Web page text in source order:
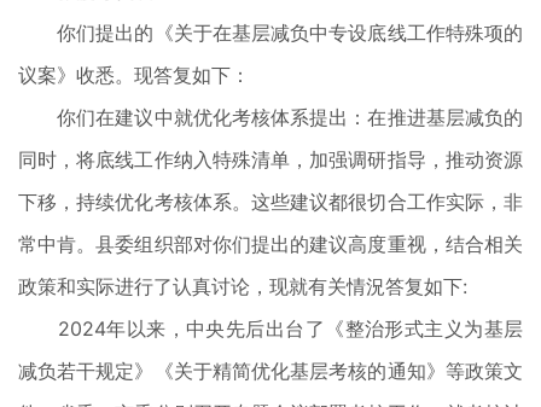
你们提出的《关于在基层减负中专设底线工作特殊项的
议案》收悉。现答复如下：
你们在建议中就优化考核体系提出：在推进基层减负的
同时，将底线工作纳入特殊清单，加强调研指导，推动资源
下移，持续优化考核体系。这些建议都很切合工作实际，非
常中肯。县委组织部对你们提出的建议高度重视，结合相关
政策和实际进行了认真讨论，现就有关情況答复如下:
2024年以来，中央先后出台了《整治形式主义为基层
减负若干规定》《关于精简优化基层考核的通知》等政策文